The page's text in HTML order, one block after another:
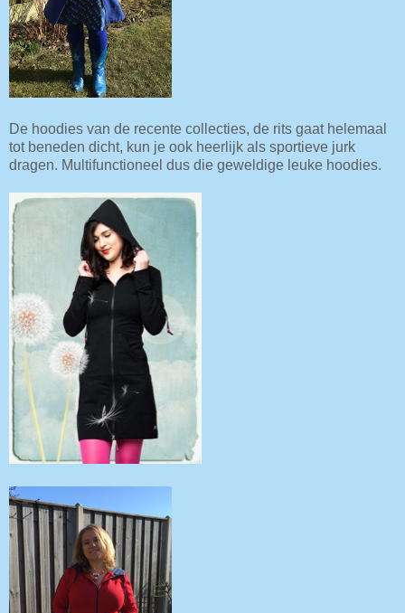
De hoodies van de recente collecties, de rits gaat helemaal
tot beneden dicht, kun je ook heerlijk als sportieve jurk
dragen. Multifunctioneel dus die geweldige leuke hoodies.